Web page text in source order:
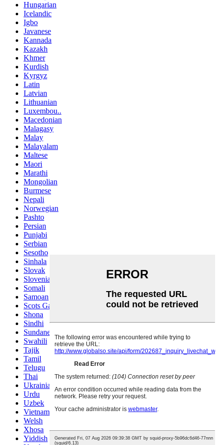
Hungarian
Icelandic
Igbo
Javanese
Kannada
Kazakh
Khmer
Kurdish
Kyrgyz
Latin
Latvian
Lithuanian
Luxembou..
Macedonian
Malagasy
Malay
Malayalam
Maltese
Maori
Marathi
Mongolian
Burmese
Nepali
Norwegian
Pashto
Persian
Punjabi
Serbian
Sesotho
Sinhala
Slovak
Slovenian
Somali
Samoan
Scots Gaelic
Shona
Sindhi
Sundanese
Swahili
Tajik
Tamil
Telugu
Thai
Ukrainian
Urdu
Uzbek
Vietnamese
Welsh
Xhosa
Yiddish